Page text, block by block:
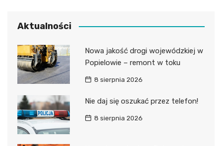
Aktualności
Nowa jakość drogi wojewódzkiej w
Popielowie – remont w toku
8 sierpnia 2026
Nie daj się oszukać przez telefon!
8 sierpnia 2026